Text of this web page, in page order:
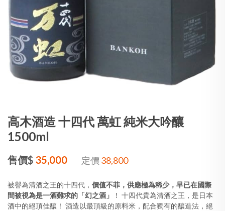
高木酒造 十四代 萬虹 純米大吟釀
1500ml
售價$ 35,000 定價38,800
被譽為清酒之王的十四代， 價值不菲，供應極為稀少，早已在國際
間被視為是一酒難求的「幻之酒」
！ 十四代貴為清酒之王，是日本
酒中的絕頂佳釀！ 酒造以最頂級的原料米，配合獨有的釀造法，絕